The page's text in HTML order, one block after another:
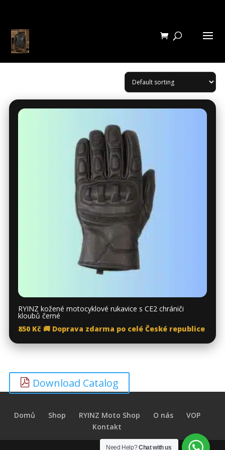
RYINZ kožené motocyklové rukavice s CE2 chrániči
kloubů černé
850 Kč 🚚 Doprava zdarma po celé České republice
Download Catalog
Domů Shop RYINZ Moto Shop O nás
VOP
Kontakt
Need Help?Chat with us